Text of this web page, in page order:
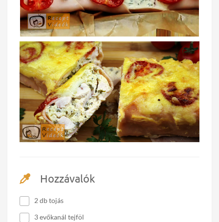
Hozzávalók
2 db tojás
3 evőkanál tejföl